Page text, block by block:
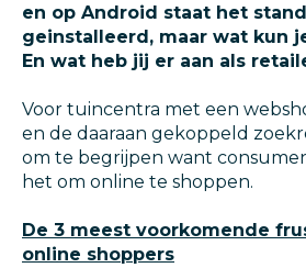
en op Android staat het
geinstalleerd, maar wat kun
En wat heb jij er aan als
Voor tuincentra met een
en de daaraan gekoppeld
om te begrijpen want
het om online te shoppen.
De 3 meest voorkomende
online shoppers